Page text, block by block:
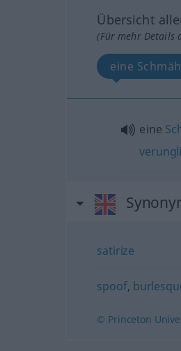
Übersicht
(Für mehr Details
eine
eine
satirize
spoof,
© Princeton